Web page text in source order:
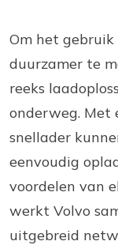
Om het gebruik
duurzamer te
reeks
onderweg. Met
snellader
eenvoudig
voordelen van
werkt Volvo
uitgebreid